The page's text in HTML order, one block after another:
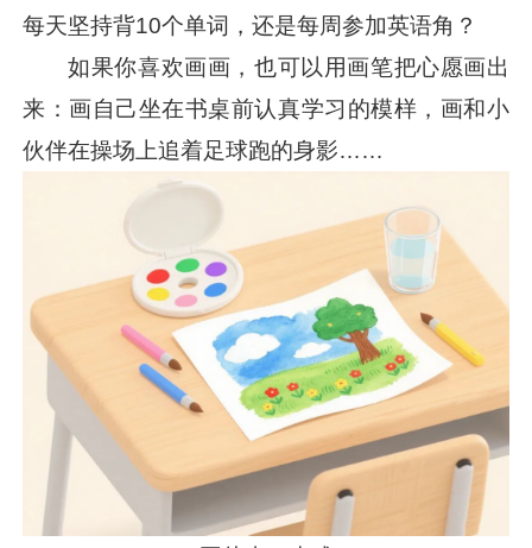
每天坚持背10个单词，还是每周参加英语角？
如果你喜欢画画，也可以用画笔把心愿画出
来：画自己坐在书桌前认真学习的模样，画和小
伙伴在操场上追着足球跑的身影……